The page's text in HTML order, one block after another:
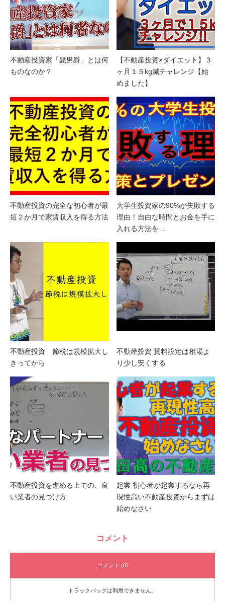
不動産投資家「髭男爵」とは何
ものなのか？
【不動産投資×ダイエット】３
ヶ月１５kg減チャレンジ【始
めました】
不動産投資の完全な初心者が最
短２か月で家賃収入を得る方法
大学生投資家の90%が失敗する
理由！自由な時間とお金を手に
入れる方法を…
不動産投資 節税は規模拡大し
きってから
不動産投資 賃料設定は相場よ
り少し安くする
不動産投資を進める上での、良
い業者の見つけ方
起業 初心者が起業するなら再
現性高い不動産投資からまずは
始めなさい
コメント
コメント (0)
トラックバックは利用できません。